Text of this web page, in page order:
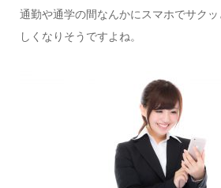
通勤や通学の間なんかにスマホでサク
しくなりそうですよね。